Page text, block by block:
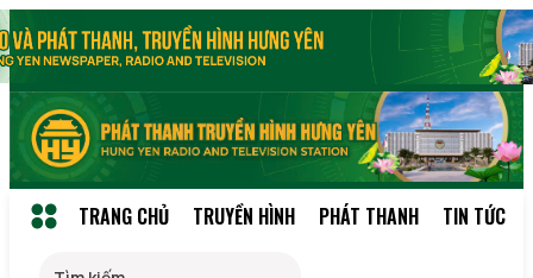
TRANG CHỦ TRUYỀN HÌNH PHÁT THANH TIN TỨC